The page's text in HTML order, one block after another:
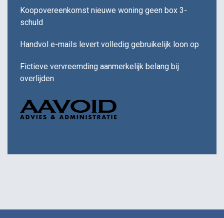
Koopovereenkomst nieuwe woning geen box 3-
schuld
Handvol e-mails levert volledig gebruikelijk loon op
Fictieve vervreemding aanmerkelijk belang bij
overlijden